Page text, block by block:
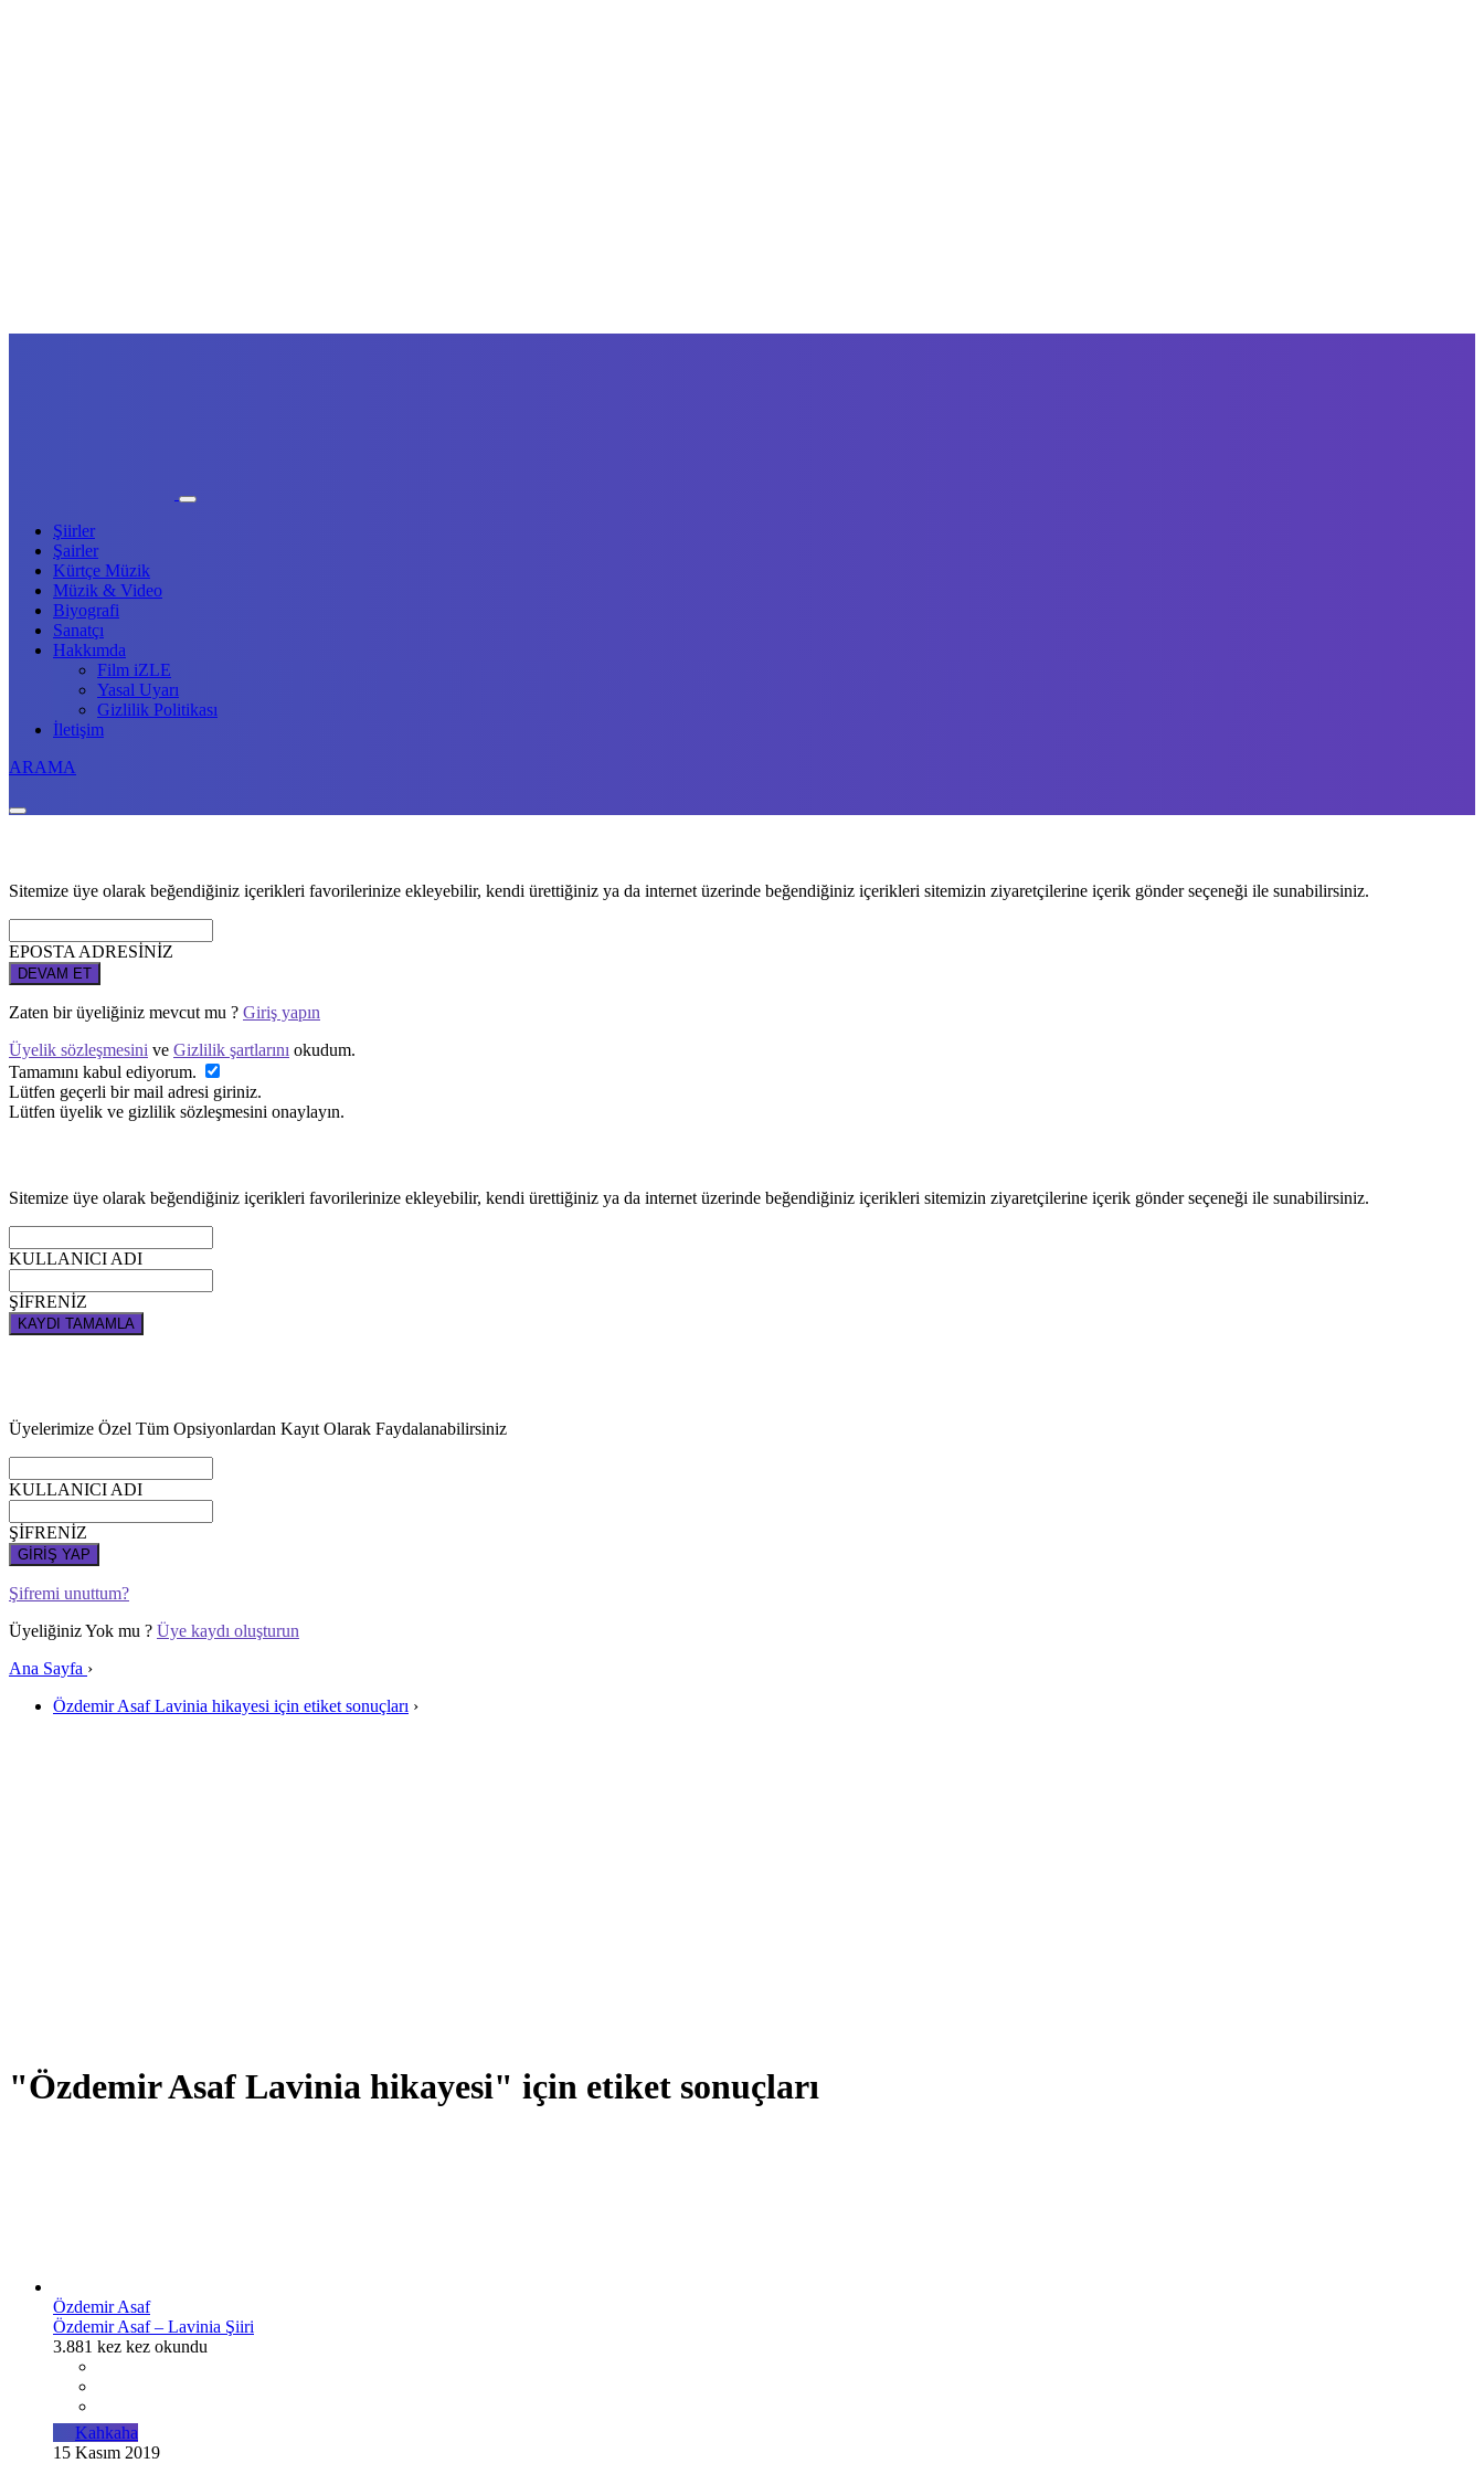
Şiirler
Şairler
Kürtçe Müzik
Müzik & Video
Biyografi
Sanatçı
Hakkımda
Film iZLE
Yasal Uyarı
Gizlilik Politikası
İletişim
ARAMA
Sitemize üye olarak beğendiğiniz içerikleri favorilerinize ekleyebilir, kendi ürettiğiniz ya da internet üzerinde beğendiğiniz içerikleri sitemizin ziyaretçilerine içerik gönder seçeneği ile sunabilirsiniz.
EPOSTA ADRESİNİZ
DEVAM ET
Zaten bir üyeliğiniz mevcut mu ? Giriş yapın
Üyelik sözleşmesini ve Gizlilik şartlarını okudum.
Tamamını kabul ediyorum.
Lütfen geçerli bir mail adresi giriniz.
Lütfen üyelik ve gizlilik sözleşmesini onaylayın.
Sitemize üye olarak beğendiğiniz içerikleri favorilerinize ekleyebilir, kendi ürettiğiniz ya da internet üzerinde beğendiğiniz içerikleri sitemizin ziyaretçilerine içerik gönder seçeneği ile sunabilirsiniz.
KULLANICI ADI
ŞİFRENİZ
KAYDI TAMAMLA
Üyelerimize Özel Tüm Opsiyonlardan Kayıt Olarak Faydalanabilirsiniz
KULLANICI ADI
ŞİFRENİZ
GİRİŞ YAP
Şifremi unuttum?
Üyeliğiniz Yok mu ? Üye kaydı oluşturun
Ana Sayfa ›
Özdemir Asaf Lavinia hikayesi için etiket sonuçları ›
"Özdemir Asaf Lavinia hikayesi" için etiket sonuçları
Özdemir Asaf
Özdemir Asaf – Lavinia Şiiri
3.881 kez kez okundu
Kahkaha
15 Kasım 2019